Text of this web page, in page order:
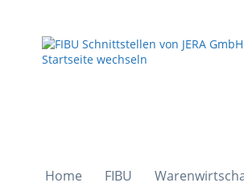
Home FIBU